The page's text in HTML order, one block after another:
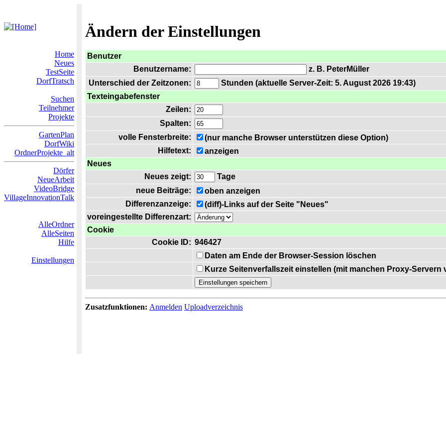
Ändern der Einstellungen
Home
Neues
TestSeite
DorfTratsch
Suchen
Teilnehmer
Projekte
GartenPlan
DorfWiki
OrdnerProjekte_alt
Dörfer
NeueArbeit
VideoBridge
VillageInnovationTalk
AlleOrdner
AlleSeiten
Hilfe
Einstellungen
Benutzer
Benutzername:
z. B. PeterMüller
Unterschied der Zeitzonen:
Stunden (aktuelle Server-Zeit: 5. August 2026 19:43)
Texteingabefenster
Zeilen:
Spalten:
volle Fensterbreite:
(nur manche Browser unterstützen diese Option)
Hilfetext:
anzeigen
Neues
Neues zeigt:
Tage
neue Beiträge:
oben anzeigen
Differenzanzeige:
(diff)-Links auf der Seite "Neues"
voreingestellte Differenzart:
Cookie
Cookie ID: 946427
Daten am Ende der Browser-Session löschen
Kurze Seitenverfallszeit einstellen (mit manchen Proxy-Servern
Zusatzfunktionen: Anmelden Uploadverzeichnis